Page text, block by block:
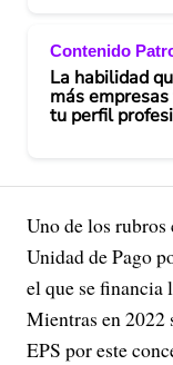
Contenido
La habilidad
más
tu perfil
Uno de los
Unidad de Pago
el que se financia
Mientras en 2022
EPS por este